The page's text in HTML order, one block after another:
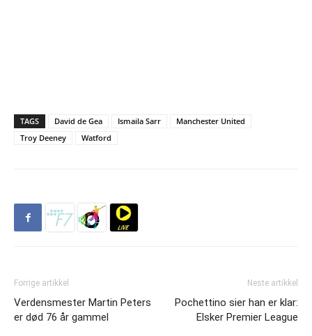
TAGS David de Gea Ismaila Sarr
Manchester United
Troy Deeney
Watford
Forrige artikkel
Verdensmester Martin Peters
er død 76 år gammel
Neste artikkel
Pochettino sier han er klar:
Elsker Premier League